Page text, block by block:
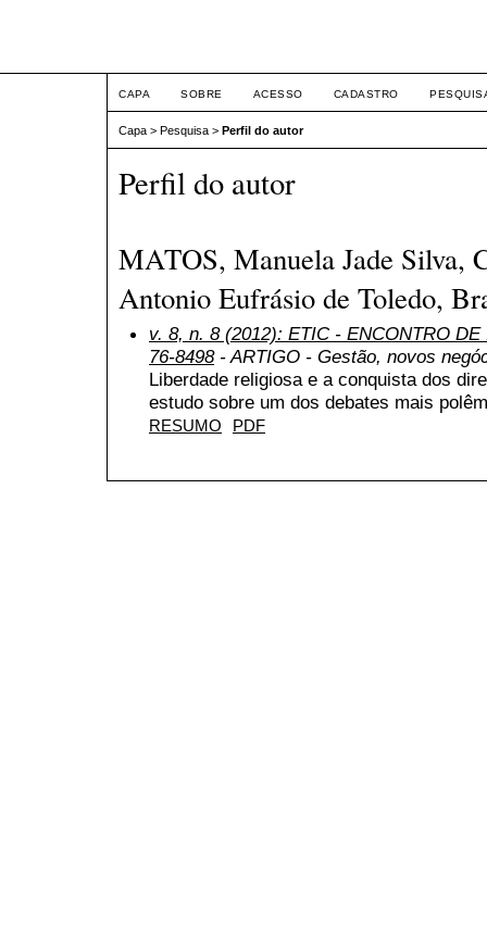
CAPA SOBRE ACESSO CADASTRO
Capa > Pesquisa > Perfil do autor
Perfil do autor
MATOS, Manuela Jade Silva,
Antonio Eufrásio de Toledo,
v. 8, n. 8 (2012): ETIC - ENCONTRO
76-8498- ARTIGO - Gestão, novos
Liberdade religiosa e a conquista dos
estudo sobre um dos debates mais
RESUMO PDF